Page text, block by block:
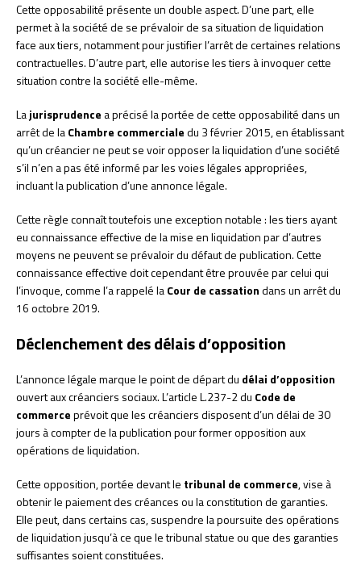
Cette opposabilité présente un double aspect. D’une part, elle
permet à la société de se prévaloir de sa situation de liquidation
face aux tiers, notamment pour justifier l’arrêt de certaines relations
contractuelles. D’autre part, elle autorise les tiers à invoquer cette
situation contre la société elle-même.
Lajurisprudence a précisé la portée de cette opposabilité dans un
arrêt de laChambre commercialedu 3 février 2015, en établissant
qu’un créancier ne peut se voir opposer la liquidation d’une société
s’il n’en a pas été informé par les voies légales appropriées,
incluant la publication d’une annonce légale.
Cette règle connaît toutefois une exception notable : les tiers ayant
eu connaissance effective de la mise en liquidation par d’autres
moyens ne peuvent se prévaloir du défaut de publication. Cette
connaissance effective doit cependant être prouvée par celui qui
l’invoque, comme l’a rappelé laCour de cassationdans un arrêt du
16 octobre 2019.
Déclenchement des délais d’opposition
L’annonce légale marque le point de départ du délai d’opposition
ouvert aux créanciers sociaux. L’article L.237-2 du Code de
commerceprévoit que les créanciers disposent d’un délai de 30
jours à compter de la publication pour former opposition aux
opérations de liquidation.
Cette opposition, portée devant le tribunal de commerce, vise à
obtenir le paiement des créances ou la constitution de garanties.
Elle peut, dans certains cas, suspendre la poursuite des opérations
de liquidation jusqu’à ce que le tribunal statue ou que des garanties
suffisantes soient constituées.